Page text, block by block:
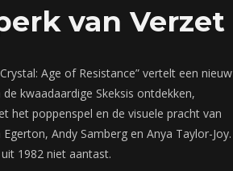
van Verzet
Age of Resistance” vertelt een nieuw
kwaadaardige Skeksis ontdekken,
het poppenspel en de visuele pracht van
Andy Samberg en Anya Taylor-Joy.
1982 niet aantast.